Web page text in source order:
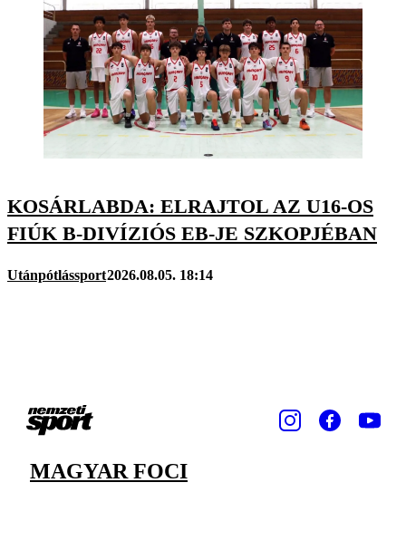
KOSÁRLABDA: ELRAJTOL AZ U16-OS
FIÚK B-DIVÍZIÓS EB-JE SZKOPJÉBAN
Utánpótlássport2026.08.05. 18:14
MAGYAR FOCI